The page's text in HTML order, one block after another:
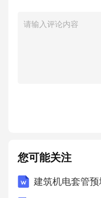
接方式应根据风管的
匀一致，偏差不应
封垫，密封垫的材
风管的法兰与相邻风
栓，拧紧螺母，螺栓
您可能关注
建筑机电套管